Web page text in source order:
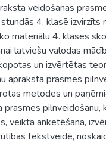
veidošanas
4. klasē izvirzīts
materiālu 4. klases
latviešu valodas
un izvērtētas
apraksta prasmes
metodes un
pilnveidošanu,
veikta anketēšana,
tekstveidē,